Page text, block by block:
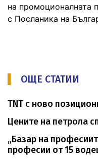
на промоционалната
с Посланика на
ОЩЕ СТАТИИ
ТNT с ново
Цените на петрола
„Базар на
професии от 15